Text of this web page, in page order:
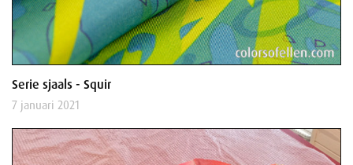
Serie sjaals - Squir
7 januari 2021